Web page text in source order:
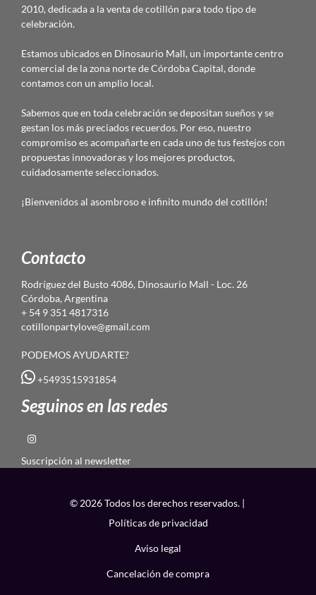
2010, dedicada a la venta de cotillón para todo tipo de
celebración.
Estamos ubicados en Dinosaurio Mall, un importante centro
comercial de la zona norte de Córdoba Capital, donde
contamos con un amplio local.
Sabemos que en toda celebración se depositan sueños y se
gestan los más preciados recuerdos. Por eso, nuestro
compromiso es acompañarte en cada uno de tus festejos con
propuestas innovadoras y los mejores productos,
cuidadosamente seleccionados.
¡Bienvenidos al asombroso e infinito mundo del cotillón!
Contacto
Rodríguez del Busto 4086, Dinosaurio Mall - Loc. 26
Córdoba, Argentina
+ 54 9 351 4817316
cotillonpartylove@gmail.com
PODEMOS AYUDARTE?
+5493515931854
Seguinos en las redes
Suscripción al newsletter
© 2026 Todos los derechos reservados. |
Políticas de privacidad
Aviso legal
Cancelación de compra